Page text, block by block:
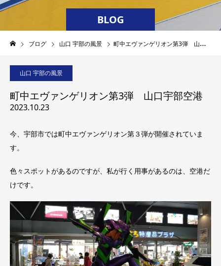
BLOG
ブログ 山口 宇部の風景 町中エヴァンゲリオン第3弾 山口宇部空港
山口 宇部の風景
町中エヴァンゲリオン第3弾 山口宇部空港
2023.10.23
今、宇部市では町中エヴァンゲリオン第３弾が開催されていま
す。
色々スポットがあるのですが、私が行く用事があるのは、空港だ
けです。